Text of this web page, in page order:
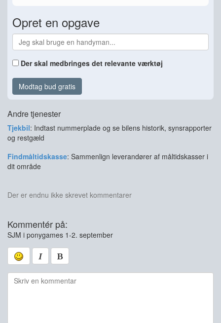
Opret en opgave
Der skal medbringes det relevante værktøj
Modtag bud gratis
Andre tjenester
Tjekbil: Indtast nummerplade og se bilens historik, synsrapporter
og restgæld
Findmåltidskasse: Sammenlign leverandører af måltidskasser i
dit område
Der er endnu ikke skrevet kommentarer
Kommentér på:
SJM i ponygames 1-2. september